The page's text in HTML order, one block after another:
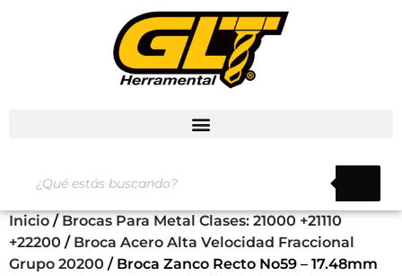
Inicio / Brocas Para Metal Clases: 21000 +21110
+22200 / Broca Acero Alta Velocidad Fraccional
Grupo 20200 / Broca Zanco Recto No59 – 17.48mm